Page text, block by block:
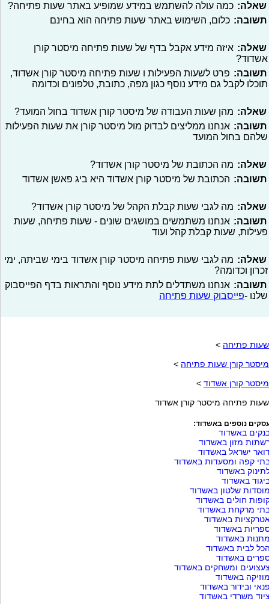
שאלה: כמה עולה להשתמש במידע שמופיע באתר שעות פתיחה?
תשובה: כלום, השימוש באתר שעות פתיחה הוא בחינם
שאלה: איזה מידע אקבל בדף של שעות פתיחה מיסטר קורן
אשדוד?
תשובה: פרט לשעות הפעילות ו שעות פתיחה מיסטר קורן אשדוד,
תוכלו לקבל גם מידע נוסף כגון מפה, כתובת, טלפונים וכדומה
שאלה: מהן שעות העבודה של מיסטר קורן אשדוד בחול המועד?
תשובה: אנחנו ממליצים לבדוק מול מיסטר קורן את שעות הפעילות
שלהם בחול המועד
שאלה: מה הכתובת של מיסטר קורן אשדוד?
תשובה: הכתובת של מיסטר קורן אשדוד היא ביג פאשן אשדוד
שאלה: מה לגבי שעות קבלת הקהל של מיסטר קורן אשדוד?
תשובה: אנחנו משתמשים במושגים שונים - שעות פתיחה, שעות
פעילות, שעות קבלת קהל ועוד
שאלה: מה לגבי שעות פתיחה מיסטר קורן אשדוד בימי שביתה, ימי
זכרון וכדומה?
תשובה: אנחנו משתדלים לתת מידע נוסף והתראות בדף הפייסבוק
שלנו -פייסבוק שעות פתיחה
שעות פתיחה >
מיסטר קורן שעות פתיחה >
מיסטר קורן אשדוד >
שעות פתיחה מיסטר קורן אשדוד
נוספים באשדוד:
באשדוד
מזון באשדוד
ישראל באשדוד
קפה ומסעדות באשדוד
באשדוד
באשדוד
שלטון באשדוד
חולים באשדוד
מרקחת באשדוד
באשדוד
באשדוד
באשדוד
לבית באשדוד
באשדוד
ומשחקים באשדוד
באשדוד
ובידור באשדוד
משרדי באשדוד